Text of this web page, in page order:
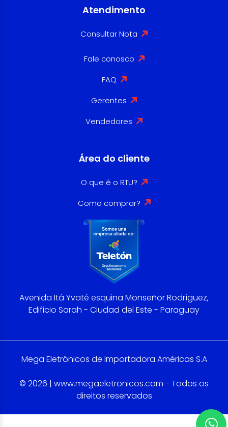
Atendimento
Consultar Nota
Fale conosco
FAQ
Gerentes
Vendedores
Área do cliente
O que é o RTU?
Como comprar?
Avenida Itá Yvaté esquina Monseñor Rodríguez,
Edificio Sarah - Ciudad del Este - Paraguay
Mega Eletrônicos de Importadora Américas S.A
© 2026 | www.megaeletronicos.com - Todos os
direitos reservados